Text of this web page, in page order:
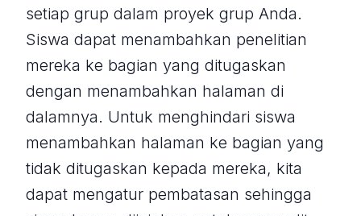
setiap grup dalam proyek grup Anda.
Siswa dapat menambahkan penelitian
mereka ke bagian yang ditugaskan
dengan menambahkan halaman di
dalamnya. Untuk menghindari siswa
menambahkan halaman ke bagian yang
tidak ditugaskan kepada mereka, kita
dapat mengatur pembatasan sehingga